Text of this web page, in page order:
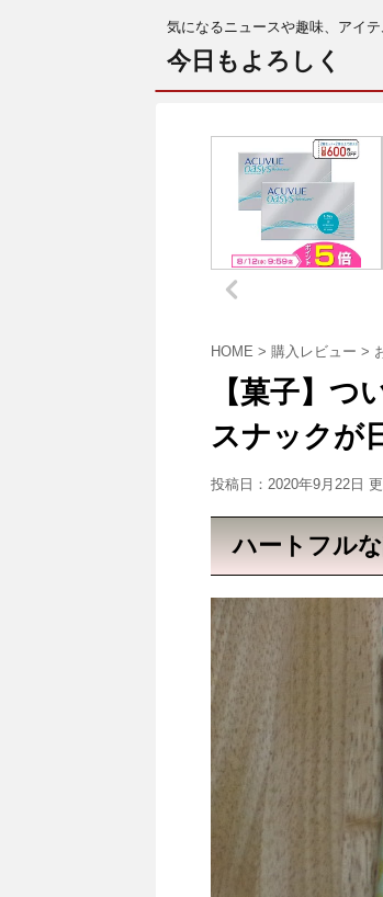
気になるニュースや趣味、アイ
今日もよろしく
HOME > 購入レビュー >
【菓子】
スナックが
投稿日：2020年9月22日 更
ハートフル